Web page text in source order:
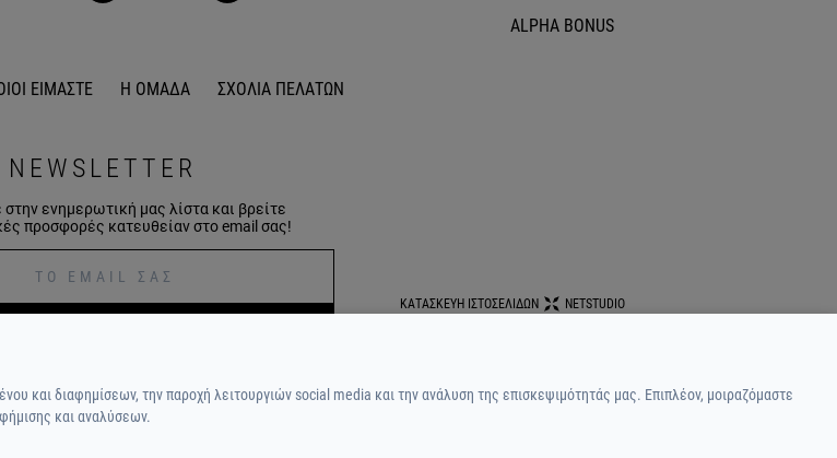
ALPHA BONUS
ΕΙΜΑΣΤΕ Η ΟΜΑΔΑ ΣΧΟΛΙΑ ΠΕΛΑΤΩΝ
NEWSLETTER
στην ενημερωτική μας λίστα και βρείτε
προσφορές κατευθείαν στο email σας!
ΚΑΤΑΣΚΕΥΗ ΙΣΤΟΣΕΛΙΔΩΝ NETSTUDIO
και διαφημίσεων, την παροχή λειτουργιών social media και την ανάλυση της επισκεψιμότητάς μας. Επιπλέον, μοιραζόμαστε
και αναλύσεων.